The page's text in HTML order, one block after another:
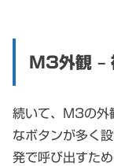
M3外観 –
続いて、M3の外
なボタンが多く
発で呼び出すため